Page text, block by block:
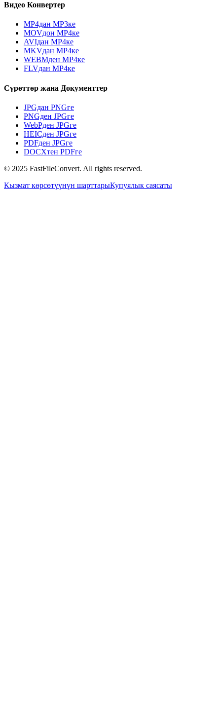
Видео Конвертер
MP4дан MP3ке
MOVдон MP4ке
AVIдан MP4ке
MKVдан MP4ке
WEBMден MP4ке
FLVдан MP4ке
Сүрөттөр жана Документтер
JPGдан PNGге
PNGден JPGге
WebPден JPGге
HEICден JPGге
PDFден JPGге
DOCXтен PDFге
© 2025 FastFileConvert. All rights reserved.
Кызмат көрсөтүүнүн шарттарыКупуялык саясаты